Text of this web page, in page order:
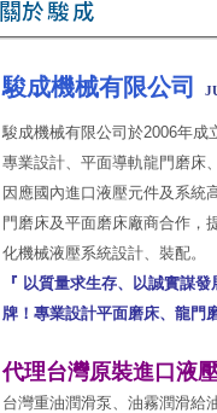
駿成機械有限公司
駿成機械有限公司 於2006年成
專業設計、 平面導軌龍門磨床、
因應國內進口液壓元件及系統
門磨床及平面磨床廠商合作，
化機械液壓系統設計、裝配。
『 以質量求生存、以誠實謀發
牌！ 專業設計平面磨床、 龍門
代理台灣原裝進口液
台灣重油潤滑泵、油霧潤滑給